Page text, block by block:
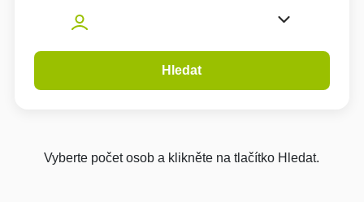
Hledat
Vyberte počet osob a klikněte na tlačítko Hledat.